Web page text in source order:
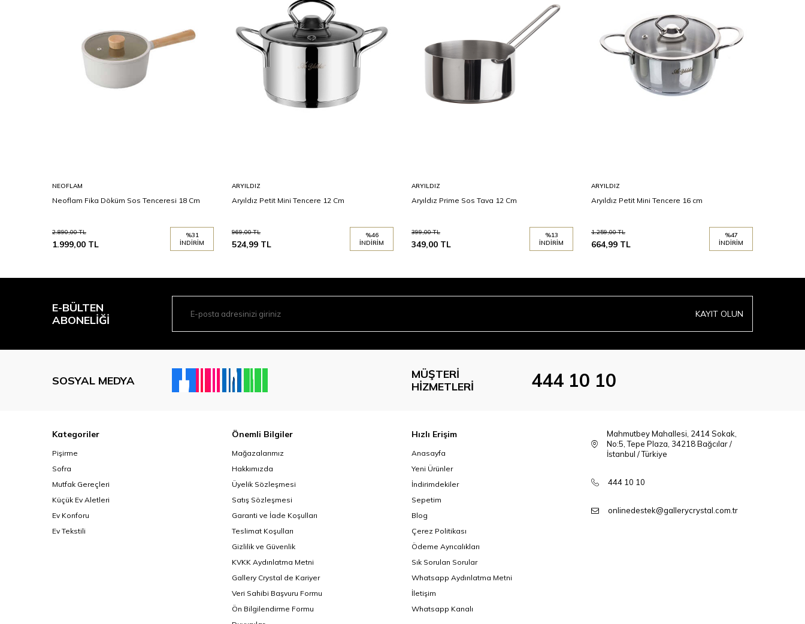
NEOFLAM
Neoflam Fika Döküm Sos Tenceresi 18 Cm
2.890,00TL
1.999,00 TL
%31
İNDIRIM
ARYILDIZ
Aryıldız Petit Mini Tencere 12 Cm
969,00TL
524,99 TL
%46
İNDIRIM
ARYILDIZ
Aryıldız Prime Sos Tava 12 Cm
399,00TL
349,00 TL
%13
İNDIRIM
ARYILDIZ
Aryıldız Petit Mini Tencere 16 cm
1.259,00TL
664,99 TL
%47
İNDIRIM
E-BÜLTEN
ABONELIĞI
KAYIT OLUN
SOSYAL MEDYA
MÜŞTERI
HIZMETLERI
444 10 10
Kategoriler
Pişirme
Sofra
Mutfak Gereçleri
Küçük Ev Aletleri
Ev Konforu
Ev Tekstili
Önemli Bilgiler
Mağazalarımız
Hakkımızda
Üyelik Sözleşmesi
Satış Sözleşmesi
Garanti ve İade Koşulları
Teslimat Koşulları
Gizlilik ve Güvenlik
KVKK Aydınlatma Metni
Gallery Crystal de Kariyer
Veri Sahibi Başvuru Formu
Ön Bilgilendirme Formu
Hızlı Erişim
Anasayfa
Yeni Ürünler
İndirimdekiler
Sepetim
Blog
Çerez Politikası
Ödeme Ayrıcalıkları
Sık Sorulan Sorular
Whatsapp Aydınlatma Metni
İletişim
Whatsapp Kanalı
Mahmutbey Mahallesi, 2414 Sokak,
No:5, Tepe Plaza, 34218 Bağcılar /
İstanbul / Türkiye
444 10 10
onlinedestek@gallerycrystal.com.tr